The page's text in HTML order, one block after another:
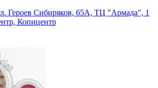
Героев Сибиряков, 65А, ТЦ "Армада", 1
Копицентр